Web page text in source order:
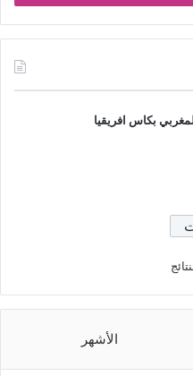
بكاس افريقيا
الأشهر